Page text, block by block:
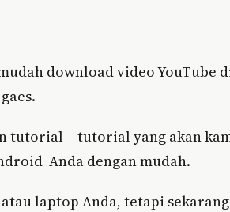
download video YouTube
tutorial – tutorial yang akan
Anda dengan mudah.
laptop Anda, tetapi sekarang